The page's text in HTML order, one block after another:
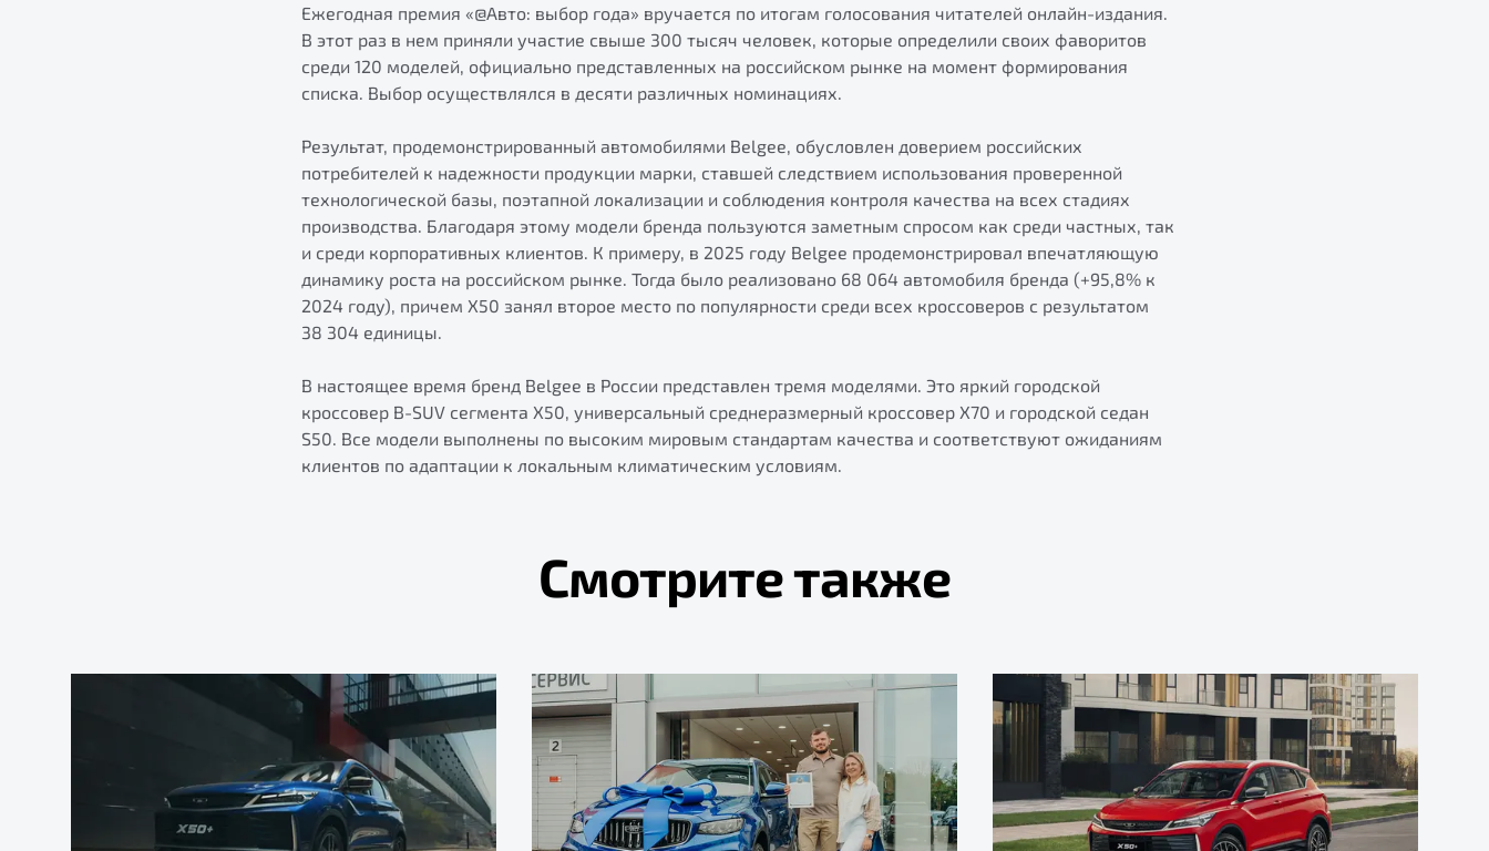
Ежегодная премия «@Авто: выбор года» вручается по итогам голосования читателей онлайн-издания.
В этот раз в нем приняли участие свыше 300 тысяч человек, которые определили своих фаворитов
среди 120 моделей, официально представленных на российском рынке на момент формирования
списка. Выбор осуществлялся в десяти различных номинациях.
Результат, продемонстрированный автомобилями Belgee, обусловлен доверием российских
потребителей к надежности продукции марки, ставшей следствием использования проверенной
технологической базы, поэтапной локализации и соблюдения контроля качества на всех стадиях
производства. Благодаря этому модели бренда пользуются заметным спросом как среди частных, так
и среди корпоративных клиентов. К примеру, в 2025 году Belgee продемонстрировал впечатляющую
динамику роста на российском рынке. Тогда было реализовано 68 064 автомобиля бренда (+95,8% к
2024 году), причем X50 занял второе место по популярности среди всех кроссоверов с результатом
38 304 единицы.
В настоящее время бренд Belgee в России представлен тремя моделями. Это яркий городской
кроссовер B-SUV сегмента X50, универсальный среднеразмерный кроссовер X70 и городской седан
S50. Все модели выполнены по высоким мировым стандартам качества и соответствуют ожиданиям
клиентов по адаптации к локальным климатическим условиям.
Смотрите также